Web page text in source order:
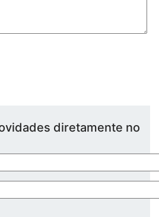
diretamente no